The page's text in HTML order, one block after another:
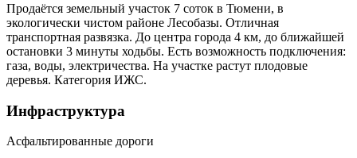
Продаётся земельный участок 7 соток в Тюмени, в
экологически чистом районе Лесобазы. Отличная
транспортная развязка. До центра города 4 км, до ближайшей
остановки 3 минуты ходьбы. Есть возможность подключения:
газа, воды, электричества. На участке растут плодовые
деревья. Категория ИЖС.
Инфраструктура
Асфальтированные дороги